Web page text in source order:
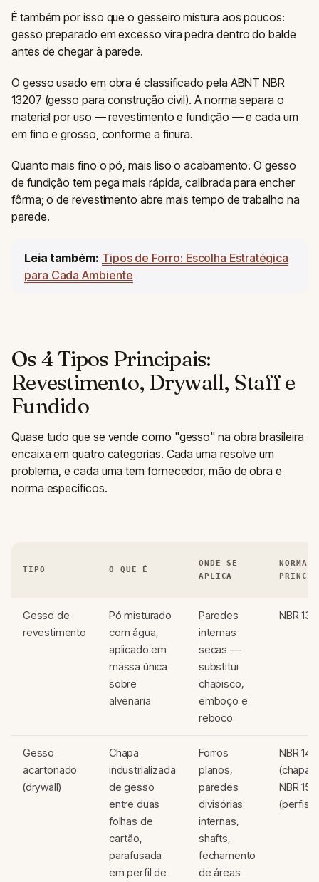
É também por isso que o gesseiro mistura aos poucos:
gesso preparado em excesso vira pedra dentro do balde
antes de chegar à parede.
O gesso usado em obra é classificado pela ABNT NBR
13207 (gesso para construção civil). A norma separa o
material por uso — revestimento e fundição — e cada um
em fino e grosso, conforme a finura.
Quanto mais fino o pó, mais liso o acabamento. O gesso
de fundição tem pega mais rápida, calibrada para encher
fôrma; o de revestimento abre mais tempo de trabalho na
parede.
Leia também: Tipos de Forro: Escolha Estratégica
para Cada Ambiente
Os 4 Tipos Principais:
Revestimento, Drywall, Staff e
Fundido
Quase tudo que se vende como "gesso" na obra brasileira
encaixa em quatro categorias. Cada uma resolve um
problema, e cada uma tem fornecedor, mão de obra e
norma específicos.
TIPO O QUE É
ONDE SE
APLICA
NORMA
Gesso de
revestimento
Pó misturado
com água,
aplicado em
massa única
sobre
alvenaria
Paredes
internas
secas —
substitui
chapisco,
emboço e
reboco
NBR
Gesso
acartonado
(drywall)
Chapa
industrializada
de gesso
entre duas
folhas de
cartão,
parafusada
em perfil de
Forros
planos,
paredes
divisórias
internas,
shafts,
fechamento
de áreas
NBR
NBR
(perfis)